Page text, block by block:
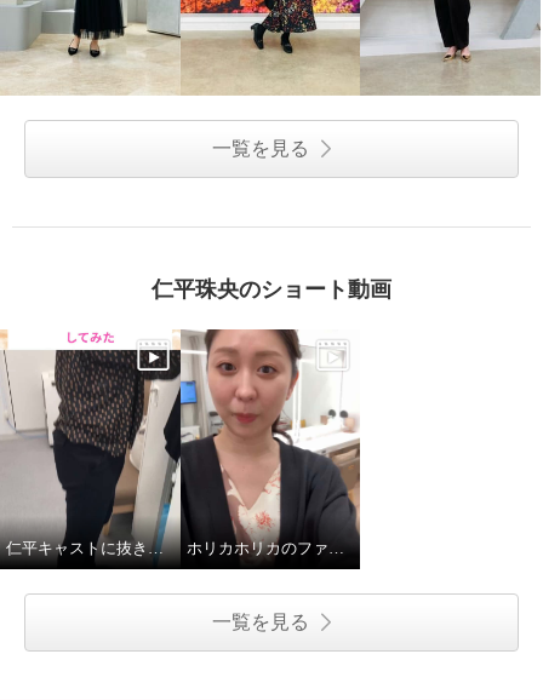
一覧を見る
仁平珠央のショート動画
仁平キャストに抜き打ちロッカーチェック
一覧を見る